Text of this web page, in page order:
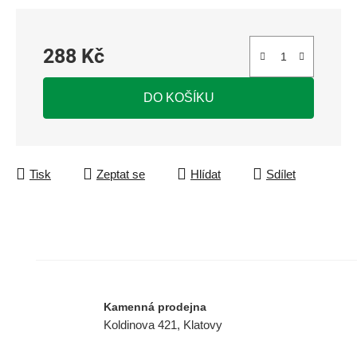
288 Kč
Měrná cena:
DO KOŠÍKU
Tisk Zeptat se Hlídat Sdílet
Kamenná prodejna
Koldinova 421, Klatovy